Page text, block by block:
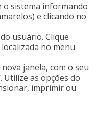
o sistema informando
e clicando no
usuário. Clique
no menu
janela, com o seu
. Utilize as opções do
imprimir ou